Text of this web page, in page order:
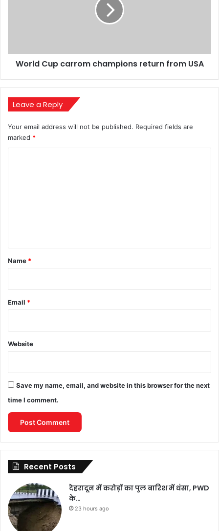
World Cup carrom champions return from USA
Leave a Reply
Your email address will not be published. Required fields are
marked *
*
Name *
Email *
Website
Save my name, email, and website in this browser for the next
time I comment.
Recent Posts
देहरादून में करोड़ों का पुल बारिश में धंसा, PWD
के…
23 hours ago